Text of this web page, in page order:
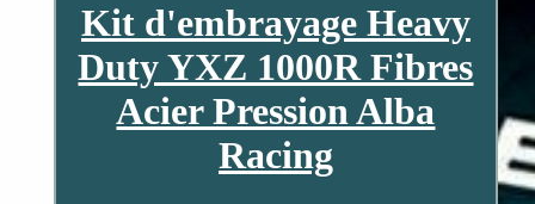
Kit d'embrayage Heavy
Duty YXZ 1000R Fibres
Acier Pression Alba
Racing